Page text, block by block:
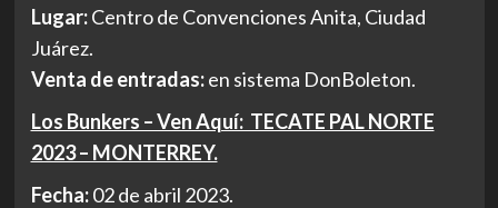
Lugar:Centro de Convenciones Anita, Ciudad
Juárez.
Venta de entradas:en sistema DonBoleton.
Los Bunkers – Ven Aquí: TECATE PAL NORTE
2023 – MONTERREY.
Fecha:02 de abril 2023.